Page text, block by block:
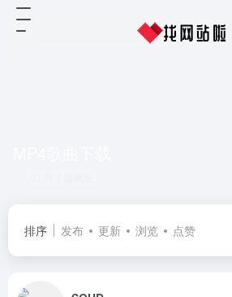
排序 发布 更新 浏览 点赞